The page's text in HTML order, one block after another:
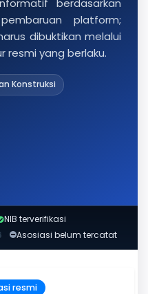
berdasarkan
platform;
dibuktikan melalui
resmi yang berlaku.
Konstruksi
NIB terverifikasi
Asosiasi belum tercatat
resmi